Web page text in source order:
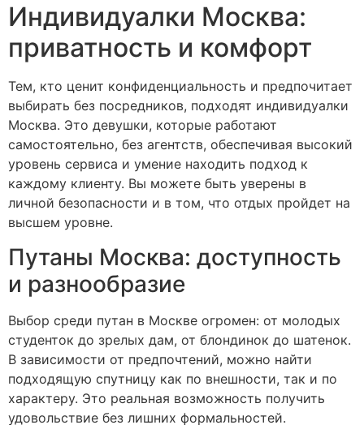
Индивидуалки Москва:
приватность и комфорт
Тем, кто ценит конфиденциальность и предпочитает
выбирать без посредников, подходят индивидуалки
Москва. Это девушки, которые работают
самостоятельно, без агентств, обеспечивая высокий
уровень сервиса и умение находить подход к
каждому клиенту. Вы можете быть уверены в
личной безопасности и в том, что отдых пройдет на
высшем уровне.
Путаны Москва: доступность
и разнообразие
Выбор среди путан в Москве огромен: от молодых
студенток до зрелых дам, от блондинок до шатенок.
В зависимости от предпочтений, можно найти
подходящую спутницу как по внешности, так и по
характеру. Это реальная возможность получить
удовольствие без лишних формальностей.